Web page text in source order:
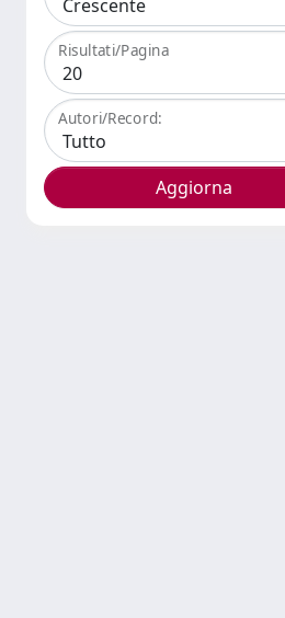
Risultati/Pagina
Autori/Record: